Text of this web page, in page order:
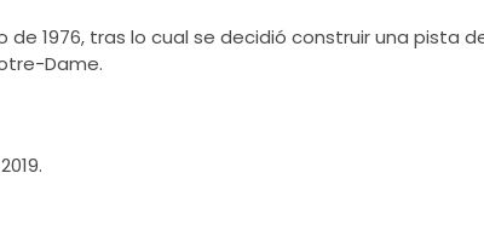
1976, tras lo cual se decidió construir una pista
Dame.